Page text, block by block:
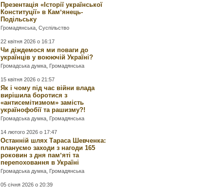
Презентація «Історії української
Конституції» в Камʼянець-
Подільську
Громадянська ,Суспільство
22 квітня 2026 о 16:17
Чи діждемося ми поваги до
українців у воюючій Україні?
Громадська думка Громадянська
15 квітня 2026 о 21:57
Як і чому під час війни влада
вирішила боротися з
«антисемітизмом» замість
українофобії та рашизму?!
Громадська думка Громадянська
14 лютого 2026 о 17:47
Останній шлях Тараса Шевченка:
плануємо заходи з нагоди 165
роковин з дня памʼяті та
перепоховання в Україні
Громадська думка Громадянська
05 січня 2026 о 20:39